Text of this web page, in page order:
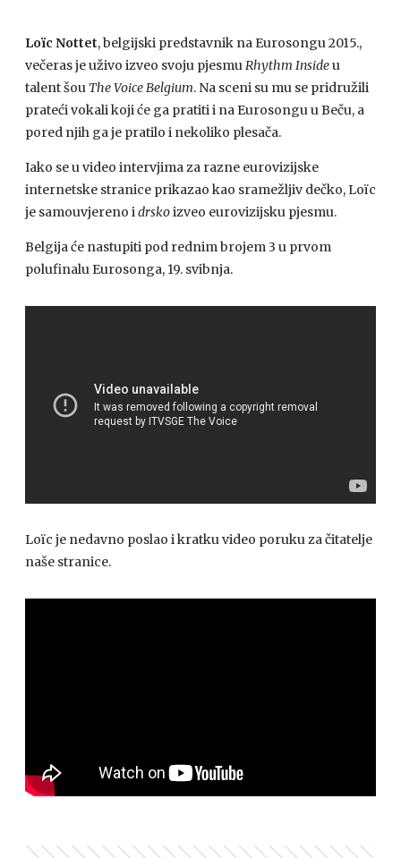
Loïc Nottet, belgijski predstavnik na Eurosongu 2015.,
večeras je uživo izveo svoju pjesmuRhythm Insideu
talent šou The Voice Belgium. Na sceni su mu se pridružili
prateći vokali koji će ga pratiti i na Eurosongu u Beču, a
pored njih ga je pratilo i nekoliko plesača.
Iako se u video intervjima za razne eurovizijske
internetske stranice prikazao kao sramežljiv dečko, Loïc
je samouvjereno idrskoizveo eurovizijsku pjesmu.
Belgija će nastupiti pod rednim brojem 3 u prvom
polufinalu Eurosonga, 19. svibnja.
Loïc je nedavno poslao i kratku video poruku za čitatelje
naše stranice.